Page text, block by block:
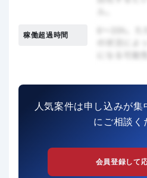
稼働超過時間
人気案件は申し込みが
にご相談く
会員登録して